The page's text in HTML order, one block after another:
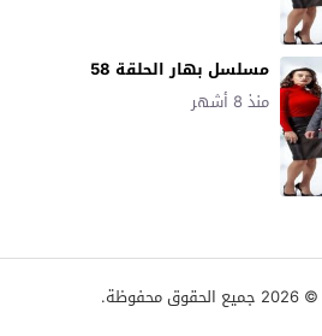
مسلسل بهار الحلقة 58
منذ 8 أشهر
© 2026 جميع الحقوق محفوظة.